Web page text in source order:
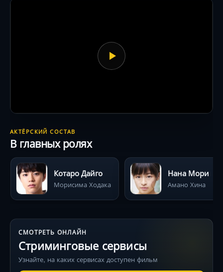
АКТЁРСКИЙ СОСТАВ
В главных ролях
Котаро Дайго
Морисима Ходака
Нана Мори
Амано Хина
СМОТРЕТЬ ОНЛАЙН
Стриминговые сервисы
Узнайте, на каких сервисах доступен фильм